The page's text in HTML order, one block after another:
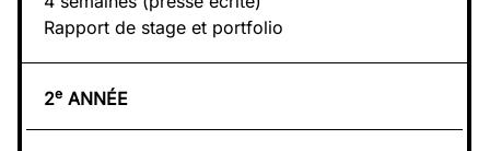
Rapport de stage et portfolio
2e ANNÉE